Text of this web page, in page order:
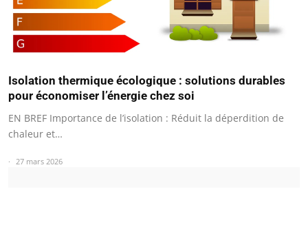
Isolation thermique écologique : solutions durables
pour économiser l’énergie chez soi
EN BREF Importance de l’isolation : Réduit la déperdition de
chaleur et…
27 mars 2026